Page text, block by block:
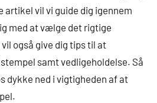
artikel vil vi guide dig igennem
med at vælge det rigtige
også give dig tips til at
samt vedligeholdelse. Så
dykke ned i vigtigheden af at